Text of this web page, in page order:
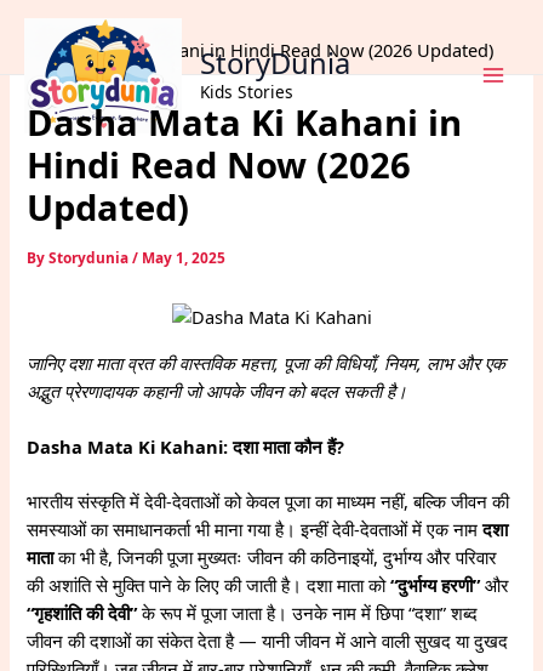
content
StoryDunia
Kids Stories
Home
Dharm
Dasha Mata Ki Kahani in Hindi Read Now (2026 Updated)
Dasha Mata Ki Kahani in
Hindi Read Now (2026
Updated)
ByStorydunia/ May 1, 2025
जानिए दशा माता व्रत की वास्तविक महत्ता, पूजा की विधियाँ, नियम, लाभ और एक
अद्भुत प्रेरणादायक कहानी जो आपके जीवन को बदल सकती है।
Dasha Mata Ki Kahani: दशा माता कौन हैं?
भारतीय संस्कृति में देवी-देवताओं को केवल पूजा का माध्यम नहीं, बल्कि जीवन की
समस्याओं का समाधानकर्ता भी माना गया है। इन्हीं देवी-देवताओं में एक नामदशा
माताका भी है, जिनकी पूजा मुख्यतः जीवन की कठिनाइयों, दुर्भाग्य और परिवार
की अशांति से मुक्ति पाने के लिए की जाती है। दशा माता को“दुर्भाग्य हरणी”और
“गृहशांति की देवी”के रूप में पूजा जाता है। उनके नाम में छिपा “दशा” शब्द
जीवन की दशाओं का संकेत देता है — यानी जीवन में आने वाली सुखद या दुखद